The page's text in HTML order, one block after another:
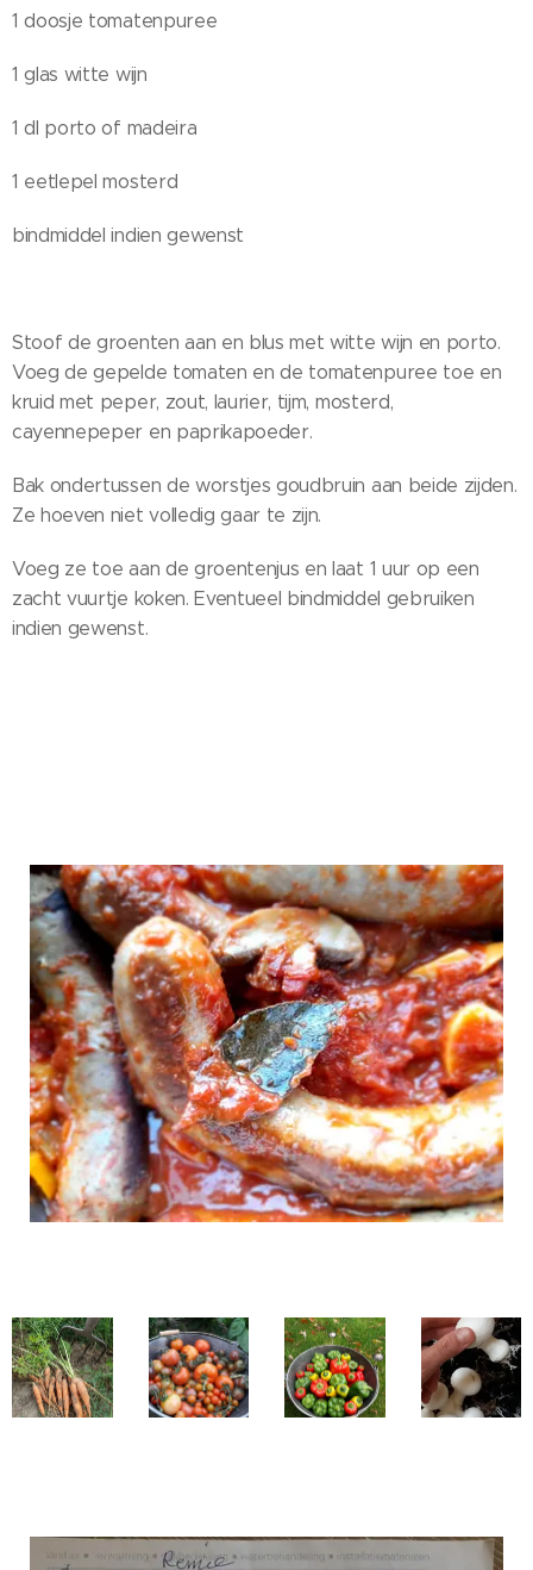
1 doosje tomatenpuree
1 glas witte wijn
1 dl porto of madeira
1 eetlepel mosterd
bindmiddel indien gewenst
Stoof de groenten aan en blus met witte wijn en porto.
Voeg de gepelde tomaten en de tomatenpuree toe en
kruid met peper, zout, laurier, tijm, mosterd,
cayennepeper en paprikapoeder.
Bak ondertussen de worstjes goudbruin aan beide zijden.
Ze hoeven niet volledig gaar te zijn.
Voeg ze toe aan de groentenjus en laat 1 uur op een
zacht vuurtje koken. Eventueel bindmiddel gebruiken
indien gewenst.